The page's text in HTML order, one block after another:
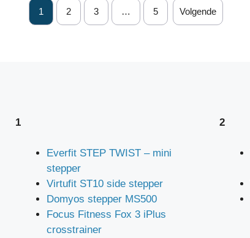
1 2 3 … 5 Volgende
1
Everfit STEP TWIST – mini
stepper
Virtufit ST10 side stepper
Domyos stepper MS500
Focus Fitness Fox 3 iPlus
crosstrainer
2